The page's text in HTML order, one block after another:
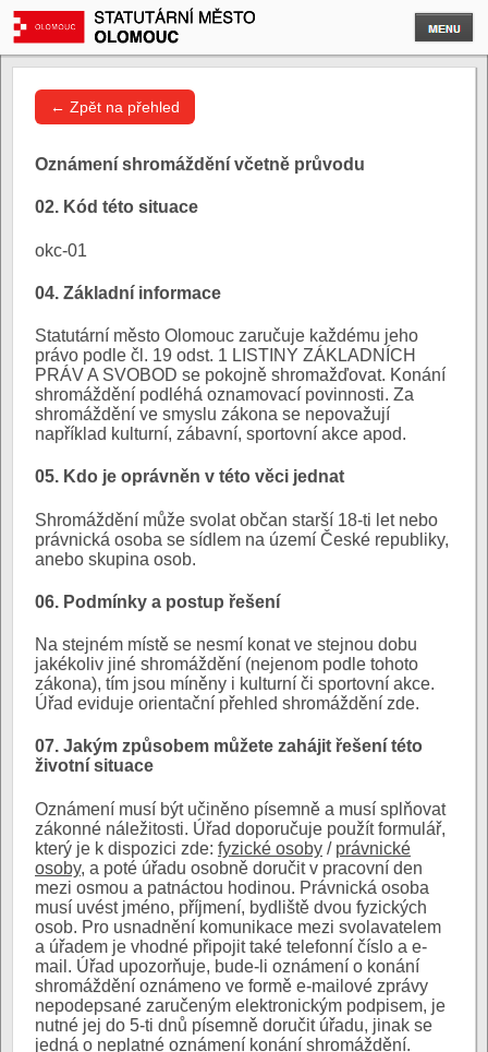
← Zpět na přehled
Oznámení shromáždění včetně průvodu
02. Kód této situace
okc-01
04. Základní informace
Statutární město Olomouc zaručuje každému jeho
právo podle čl. 19 odst. 1 LISTINY ZÁKLADNÍCH
PRÁV A SVOBOD se pokojně shromažďovat. Konání
shromáždění podléhá oznamovací povinnosti. Za
shromáždění ve smyslu zákona se nepovažují
například kulturní, zábavní, sportovní akce apod.
05. Kdo je oprávněn v této věci jednat
Shromáždění může svolat občan starší 18-ti let nebo
právnická osoba se sídlem na území České republiky,
anebo skupina osob.
06. Podmínky a postup řešení
Na stejném místě se nesmí konat ve stejnou dobu
jakékoliv jiné shromáždění (nejenom podle tohoto
zákona), tím jsou míněny i kulturní či sportovní akce.
Úřad eviduje orientační přehled shromáždění zde.
07. Jakým způsobem můžete zahájit řešení této
životní situace
Oznámení musí být učiněno písemně a musí splňovat
zákonné náležitosti. Úřad doporučuje použít formulář,
který je k dispozici zde: fyzické osoby / právnické
osoby, a poté úřadu osobně doručit v pracovní den
mezi osmou a patnáctou hodinou. Právnická osoba
musí uvést jméno, příjmení, bydliště dvou fyzických
osob. Pro usnadnění komunikace mezi svolavatelem
a úřadem je vhodné připojit také telefonní číslo a e-
mail. Úřad upozorňuje, bude-li oznámení o konání
shromáždění oznámeno ve formě e-mailové zprávy
nepodepsané zaručeným elektronickým podpisem, je
nutné jej do 5-ti dnů písemně doručit úřadu, jinak se
jedná o neplatné oznámení konání shromáždění.